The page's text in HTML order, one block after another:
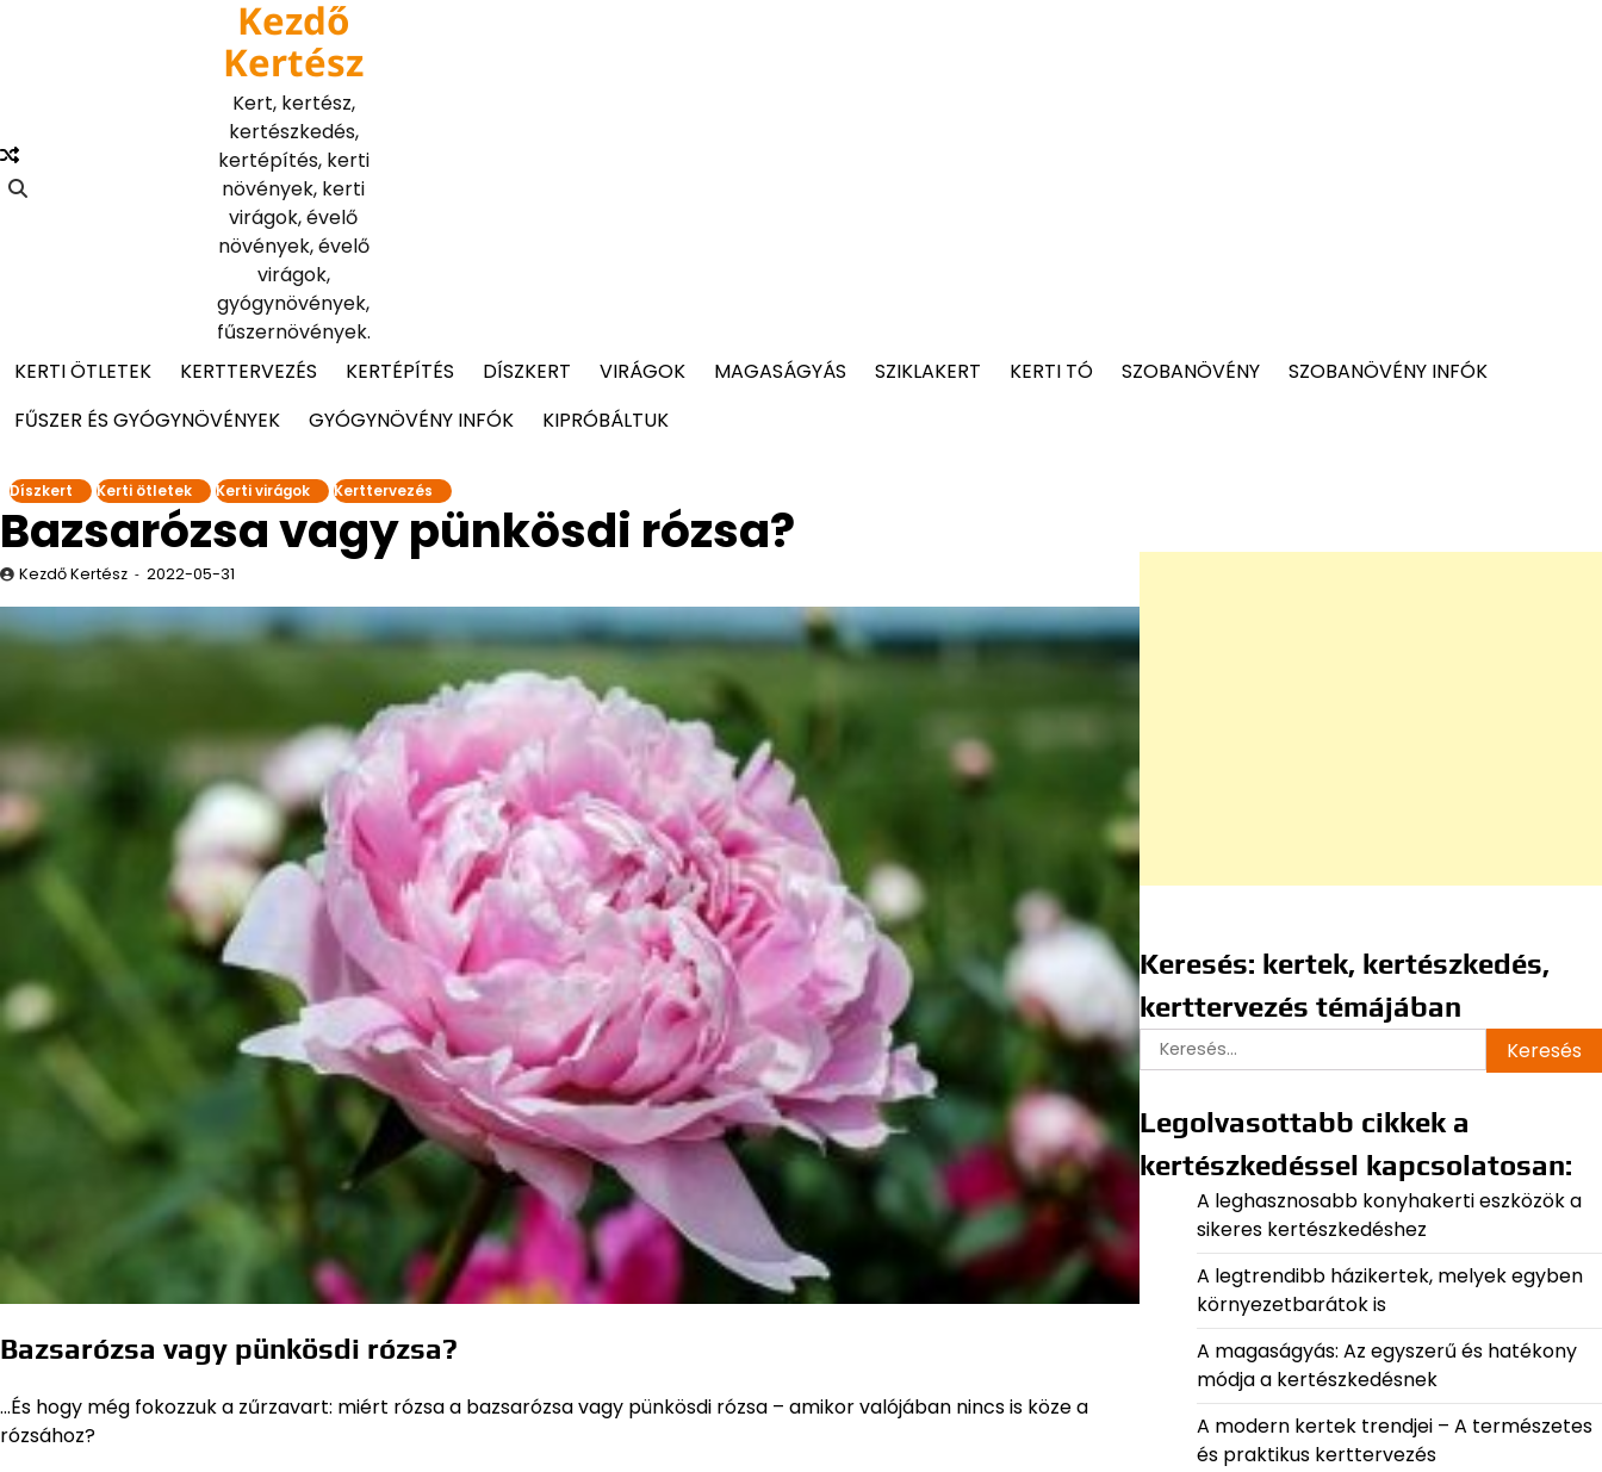
Kezdő
Kertész
Kert, kertész,
kertészkedés,
kertépítés, kerti
növények, kerti
virágok, évelő
növények, évelő
virágok,
gyógynövények,
fűszernövények.
KERTI ÖTLETEK
KERTTERVEZÉS KERTÉPÍTÉS DÍSZKERT VIRÁGOK MAGASÁGYÁS SZIKLAKERT KERTI TÓ SZOBANÖVÉNY
SZOBANÖVÉNY INFÓK
FŰSZER ÉS GYÓGYNÖVÉNYEK
GYÓGYNÖVÉNY INFÓK KIPRÓBÁLTUK
Díszkert Kerti ötletek Kerti virágok Kerttervezés
Bazsarózsa vagy pünkösdi rózsa?
Kezdő Kertész 2022-05-31
Bazsarózsa vagy pünkösdi rózsa?
…És hogy még fokozzuk a zűrzavart: miért rózsa a bazsarózsa vagy pünkösdi rózsa – amikor valójában nincs is köze a
rózsához?
Keresés: kertek, kertészkedés,
kerttervezés témájában
Keresés:
Legolvasottabb cikkek a
kertészkedéssel kapcsolatosan:
A leghasznosabb konyhakerti eszközök a
sikeres kertészkedéshez
A legtrendibb házikertek, melyek egyben
környezetbarátok is
A magaságyás: Az egyszerű és hatékony
módja a kertészkedésnek
A modern kertek trendjei – A természetes
és praktikus kerttervezés